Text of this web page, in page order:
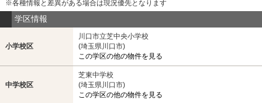
※各種情報と差異がある場合は現況優先となります
学区情報
小学校区
川口市立芝中央小学校
(埼玉県川口市)
この学区の他の物件を見る
中学校区
芝東中学校
(埼玉県川口市)
この学区の他の物件を見る